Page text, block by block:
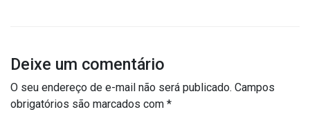
Deixe um comentário
O seu endereço de e-mail não será publicado. Campos
obrigatórios são marcados com *